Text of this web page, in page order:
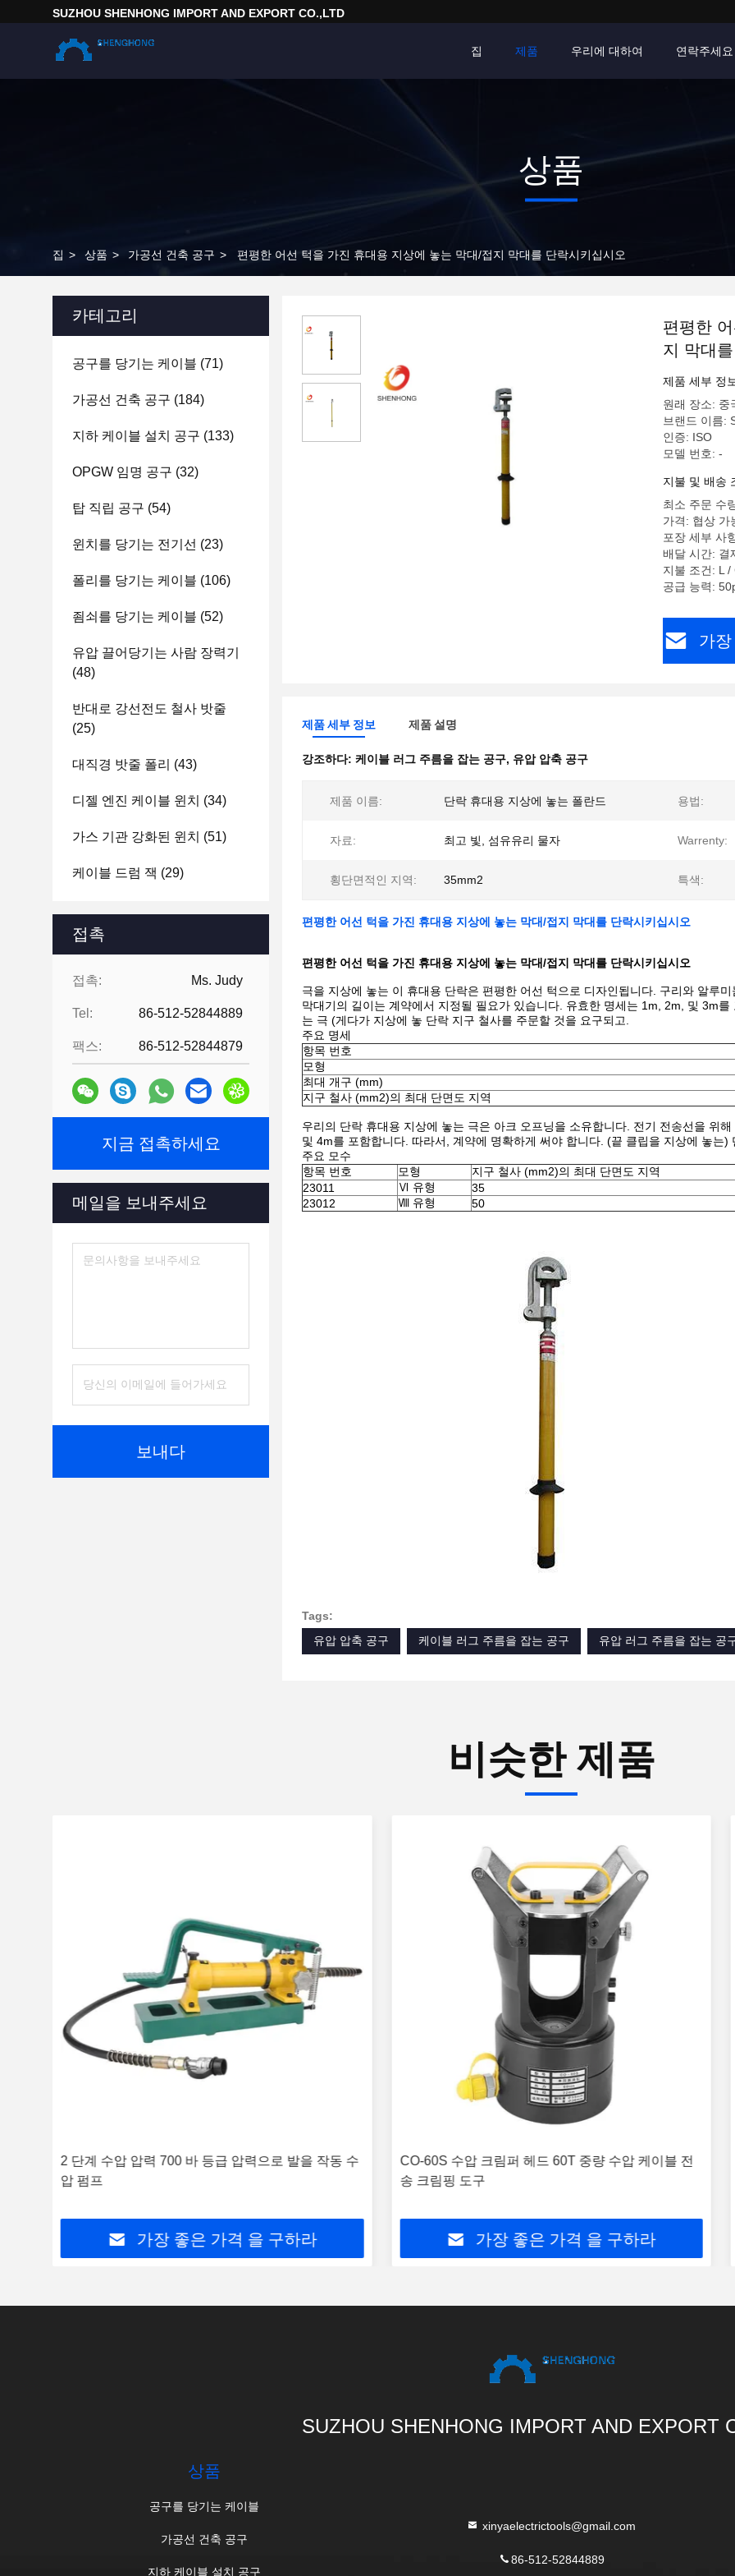
SUZHOU SHENHONG IMPORT AND EXPORT CO.,LTD
집 제품 우리에 대하여 연락주세요
상품
집 > 상품 > 가공선 건축 공구 > 편평한 어선 턱을 가진 휴대용 지상에 놓는 막대/접지 막대를 단락시키십시오
카테고리
공구를 당기는 케이블 (71)
가공선 건축 공구 (184)
지하 케이블 설치 공구 (133)
OPGW 임명 공구 (32)
탑 직립 공구 (54)
윈치를 당기는 전기선 (23)
폴리를 당기는 케이블 (106)
죔쇠를 당기는 케이블 (52)
유압 끌어당기는 사람 장력기
(48)
반대로 강선전도 철사 밧줄
(25)
대직경 밧줄 폴리 (43)
디젤 엔진 케이블 윈치 (34)
가스 기관 강화된 윈치 (51)
케이블 드럼 잭 (29)
접촉
접촉: Ms. Judy
Tel: 86-512-52844889
팩스: 86-512-52844879
지금 접촉하세요
메일을 보내주세요
보내다
편평한
지 막대
제품 세부 정
원래 장소: 중
브랜드 이름:
인증: ISO
모델 번호: -
지불 및 배송
최소 주문 수
가격: 협상 가
포장 세부 사
배달 시간: 결
지불 조건: L /
공급 능력:
가
제품 세부 정보 제품 설명
강조하다: 케이블 러그 주름을 잡는 공구, 유압 압축 공구
제품 이름: 단락 휴대용 지상에 놓는 폴란드 용법:
자료: 최고 빛, 섬유유리 물자 Warrenty:
횡단면적인 지역: 35mm2 특색:
편평한 어선 턱을 가진 휴대용 지상에 놓는 막대/접지 막대를 단락시키십시오
편평한 어선 턱을 가진 휴대용 지상에 놓는 막대/접지 막대를 단락시키십시오
극을 지상에 놓는 이 휴대용 단락은 편평한 어선 턱으로 디자인됩니다. 구리와 알루
막대기의 길이는 계약에서 지정될 필요가 있습니다. 유효한 명세는 1m, 2m, 및 3m
는 극 (게다가 지상에 놓 단락 지구 철사를 주문할 것을 요구되고.
주요 명세
항목 번호
모형
최대 개구 (mm)
지구 철사 (mm2)의 최대 단면도 지역
우리의 단락 휴대용 지상에 놓는 극은 아크 오프닝을 소유합니다. 전기 전송선을 위
및 4m를 포함합니다. 따라서, 계약에 명확하게 써야 합니다. (끝 클립을 지상에 놓는
주요 모수
항목 번호
모형
지구 철사 (mm2)의 최대 단면도 지역
23011
Ⅵ 유형
35
23012
Ⅷ 유형 50
Tags:
유압 압축 공구
케이블 러그 주름을 잡는 공구 유압 러그 주름을 잡는 공
비슷한 제품
2 단계 수압 압력 700 바 등급 압력으로 발을 작동 수
압 펌프
가장 좋은 가격 을 구하라
CO-60S 수압 크림퍼 헤드 60T 중량 수압 케이블 전
송 크림핑 도구
가장 좋은 가격 을 구하라
SUZHOU SHENHONG IMPORT AND EXPORT
상품
공구를 당기는 케이블
가공선 건축 공구
지하 케이블 설치 공구
xinyaelectrictools@gmail.com
86-512-52844889